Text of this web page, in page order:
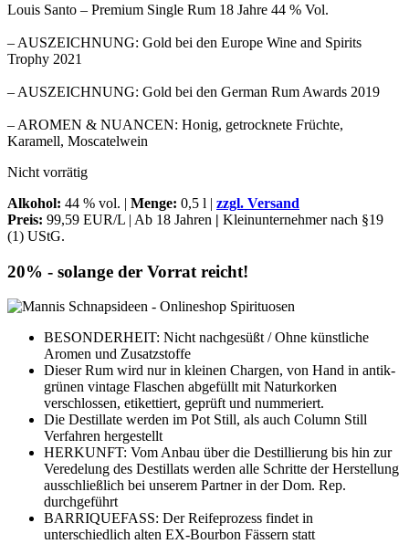
Louis Santo – Premium Single Rum 18 Jahre 44 % Vol.
– AUSZEICHNUNG: Gold bei den Europe Wine and Spirits
Trophy 2021
– AUSZEICHNUNG: Gold bei den German Rum Awards 2019
– AROMEN & NUANCEN: Honig, getrocknete Früchte,
Karamell, Moscatelwein
Nicht vorrätig
Alkohol: 44 % vol. | Menge: 0,5 l | zzgl. Versand
Preis: 99,59 EUR/L | Ab 18 Jahren | Kleinunternehmer nach §19
(1) UStG.
20% - solange der Vorrat reicht!
BESONDERHEIT: Nicht nachgesüßt / Ohne künstliche
Aromen und Zusatzstoffe
Dieser Rum wird nur in kleinen Chargen, von Hand in antik-
grünen vintage Flaschen abgefüllt mit Naturkorken
verschlossen, etikettiert, geprüft und nummeriert.
Die Destillate werden im Pot Still, als auch Column Still
Verfahren hergestellt
HERKUNFT: Vom Anbau über die Destillierung bis hin zur
Veredelung des Destillats werden alle Schritte der Herstellung
ausschließlich bei unserem Partner in der Dom. Rep.
durchgeführt
BARRIQUEFASS: Der Reifeprozess findet in
unterschiedlich alten EX-Bourbon Fässern statt